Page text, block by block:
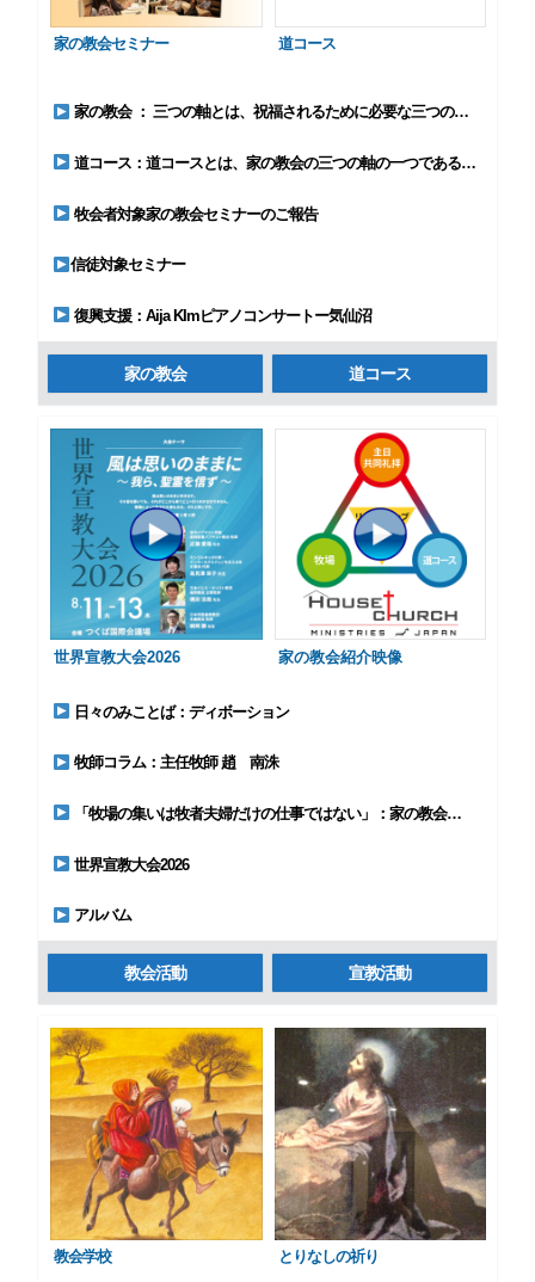
家の教会セミナー 道コース
家の教会 ： 三つの軸とは、祝福されるために必要な三つのの要素のことです。
道コース：道コースとは、家の教会の三つの軸の一つである聖書の学びです。
牧会者対象家の教会セミナーのご報告
信徒対象セミナー
復興支援：Aija KImピアノコンサートー気仙沼
家の教会 道コース
世界宣教大会2026 家の教会紹介映像
日々のみことば：ディボーション
牧師コラム：主任牧師 趙 南洙
「牧場の集いは牧者夫婦だけの仕事ではない」：家の教会…
世界宣教大会2026
アルバム
教会活動 宣教活動
教会学校 とりなしの祈り